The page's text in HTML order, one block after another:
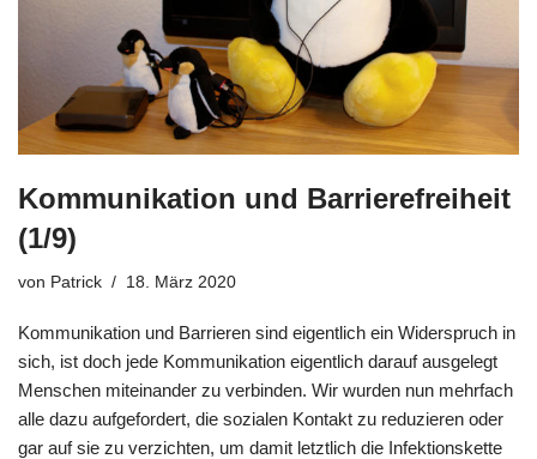
Kommunikation und Barrierefreiheit
(1/9)
von Patrick 18. März 2020
Kommunikation und Barrieren sind eigentlich ein Widerspruch in
sich, ist doch jede Kommunikation eigentlich darauf ausgelegt
Menschen miteinander zu verbinden. Wir wurden nun mehrfach
alle dazu aufgefordert, die sozialen Kontakt zu reduzieren oder
gar auf sie zu verzichten, um damit letztlich die Infektionskette